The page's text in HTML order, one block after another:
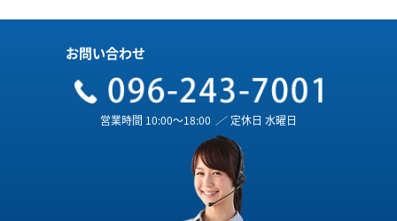
お問い合わせ
営業時間 10:00～18:00 ／ 定休日 水曜日